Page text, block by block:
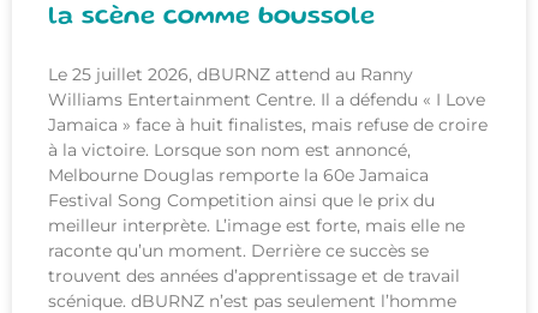
la scène comme boussole
Le 25 juillet 2026, dBURNZ attend au Ranny
Williams Entertainment Centre. Il a défendu « I Love
Jamaica » face à huit finalistes, mais refuse de croire
à la victoire. Lorsque son nom est annoncé,
Melbourne Douglas remporte la 60e Jamaica
Festival Song Competition ainsi que le prix du
meilleur interprète. L’image est forte, mais elle ne
raconte qu’un moment. Derrière ce succès se
trouvent des années d’apprentissage et de travail
scénique. dBURNZ n’est pas seulement l’homme